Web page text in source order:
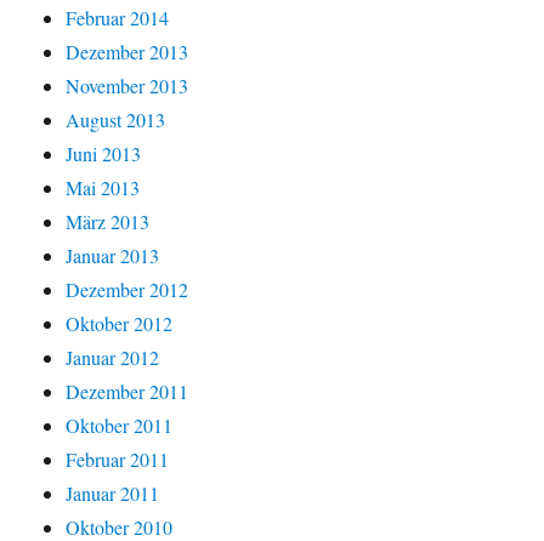
Februar 2014
Dezember 2013
November 2013
August 2013
Juni 2013
Mai 2013
März 2013
Januar 2013
Dezember 2012
Oktober 2012
Januar 2012
Dezember 2011
Oktober 2011
Februar 2011
Januar 2011
Oktober 2010